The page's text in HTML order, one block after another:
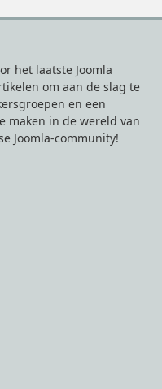
het laatste Joomla
om aan de slag te
en een
maken in de wereld van
Joomla-community!